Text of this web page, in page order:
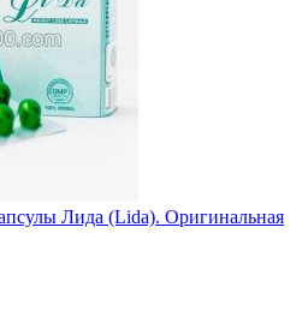
Лида (Lida). Оригинальная